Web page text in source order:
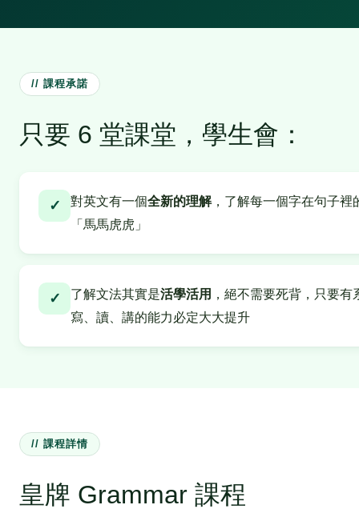
// 課程承諾
只要 6 堂課堂，學生會：
✓ 對英文有一個全新的理解，了解每一個字在句子裡
「馬馬虎虎」
✓ 了解文法其實是活學活用 ，絕不需要死背，只要
寫、讀、講的能力必定大大提升
// 課程詳情
皇牌 Grammar 課程